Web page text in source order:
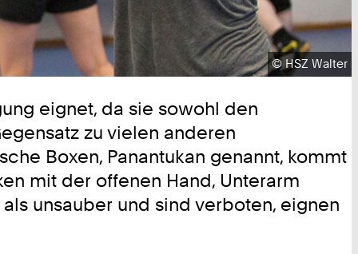
Urheberrecht:
© HSZ Walter
eignet, da sie sowohl den
zu vielen anderen
Boxen, Panantukan genannt, kommt
mit der offenen Hand, Unterarm
unsauber und sind verboten, eignen